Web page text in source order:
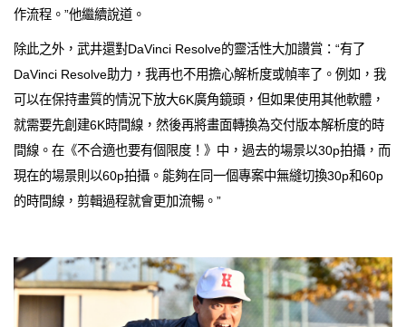
作流程。”他繼續說道。
除此之外，武井還對DaVinci Resolve的靈活性大加讚賞：“有了
DaVinci Resolve助力，我再也不用擔心解析度或幀率了。例如，我
可以在保持畫質的情況下放大6K廣角鏡頭，但如果使用其他軟體，
就需要先創建6K時間線，然後再將畫面轉換為交付版本解析度的時
間線。在《不合適也要有個限度！》中，過去的場景以30p拍攝，而
現在的場景則以60p拍攝。能夠在同一個專案中無縫切換30p和60p
的時間線，剪輯過程就會更加流暢。”